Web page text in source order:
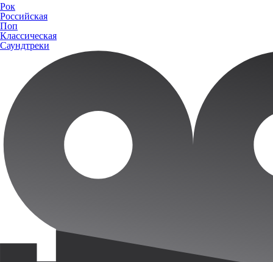
Рок
Российская
Поп
Классическая
Саундтреки